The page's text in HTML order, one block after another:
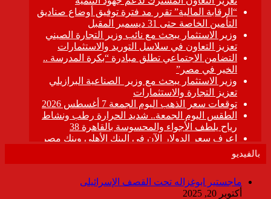
بالفيديو
ماجستير ابوغزاله تحت القصف الإسرائيلى
أكتوبر 20, 2025